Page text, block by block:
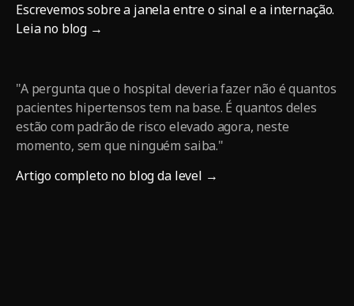
Escrevemos sobre a janela entre o sinal e a internação.
Leia no blog →
"A pergunta que o hospital deveria fazer não é quantos
pacientes hipertensos tem na base. É quantos deles
estão com padrão de risco elevado agora, neste
momento, sem que ninguém saiba."
Artigo completo no blog da level →